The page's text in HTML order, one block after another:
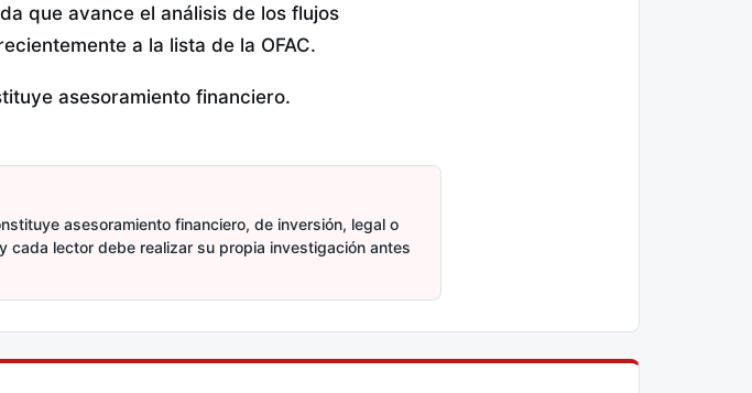
que avance el análisis de los flujos
a la lista de la OFAC.
asesoramiento financiero.
asesoramiento financiero, de inversión, legal o
lector debe realizar su propia investigación antes